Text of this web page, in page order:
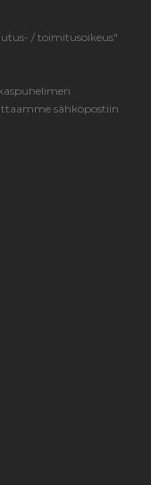
/ toimitusoikeus"
sähköpostiin